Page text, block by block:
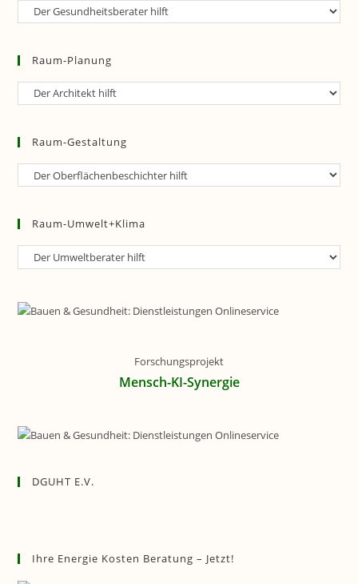
Raum-
Raum-Planung
Raum-
Raum-Gestaltung
Raum-
Raum-Umwelt+Klima
Raum-
Forschungsprojekt
Mensch-KI-Synergie
DGUHT E.V.
Ihre Energie Kosten Beratung – Jetzt!